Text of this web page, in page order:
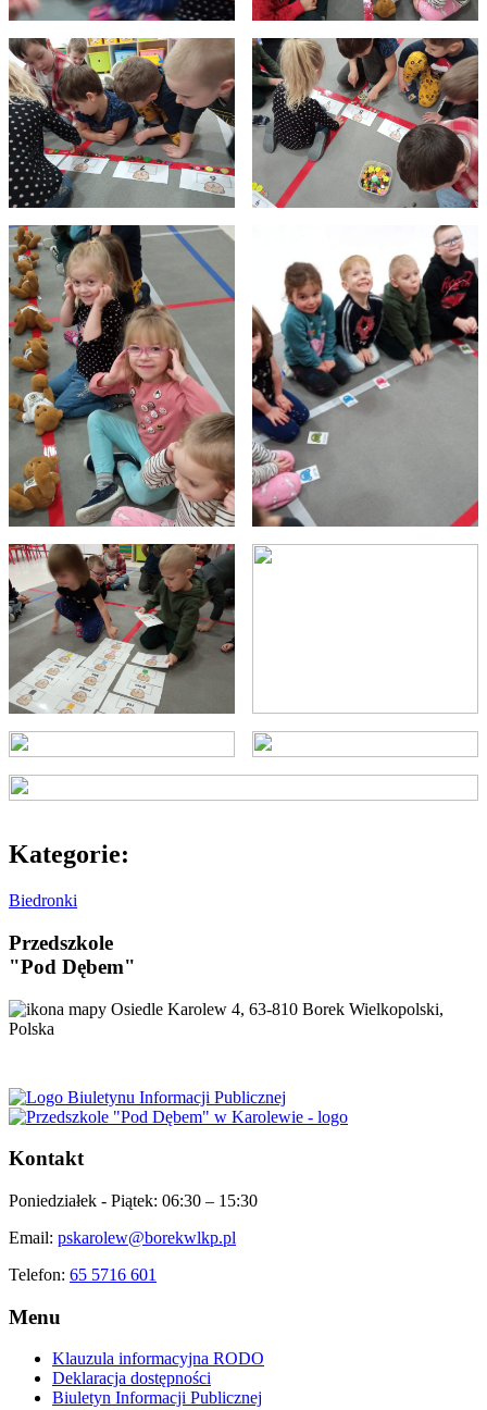
Kategorie:
Biedronki
Przedszkole
"Pod Dębem"
Osiedle Karolew 4, 63-810 Borek Wielkopolski,
Polska
Kontakt
Poniedziałek - Piątek: 06:30 – 15:30
Email: pskarolew@borekwlkp.pl
Telefon: 65 5716 601
Menu
Klauzula informacyjna RODO
Deklaracja dostępności
Biuletyn Informacji Publicznej